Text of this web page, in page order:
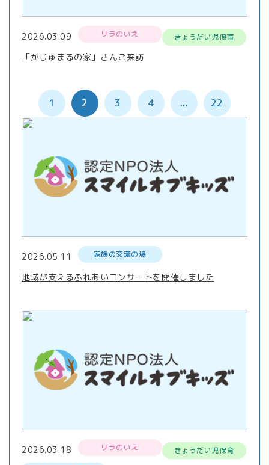
2026.03.09 リラのいえ きょうだい児保育
「がじゅまるの家」さんご来訪
1 2 3 4 ... 22
2026.05.11 家族の交流の場
地域が支えるふれあいコンサートを開催しました
2026.03.18 リラのいえ
きょうだい児保育